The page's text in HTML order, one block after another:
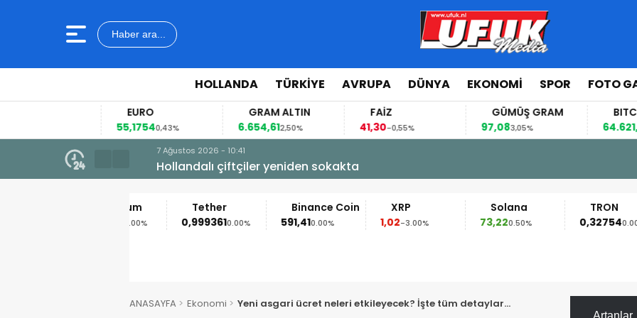
Haber ara...
HOLLANDA TÜRKIYE AVRUPA DÜNYA EKONOMI SPOR FOTO
0,43%
GRAM ALTIN
2,50% -0,55%
GÜMÜŞ GRAM
BITCOIN
0,36%
7 Ağustos 2026 - 10:41
Hollandalı çiftçiler yeniden sokakta
Tether
0,999361
0.00%
Binance Coin
591,41
0.00%
XRP
-3.00%
Solana
0.50%
TRON
0,32754
0.00%
ANASAYFA Ekonomi Yeni asgari ücret neleri etkileyecek? İşte tüm detaylar…
Artanlar